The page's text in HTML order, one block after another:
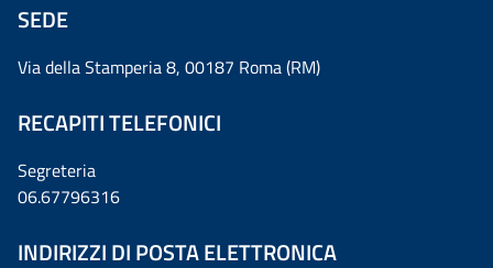
SEDE
Via della Stamperia 8, 00187 Roma (RM)
RECAPITI TELEFONICI
Segreteria
06.67796316
INDIRIZZI DI POSTA ELETTRONICA